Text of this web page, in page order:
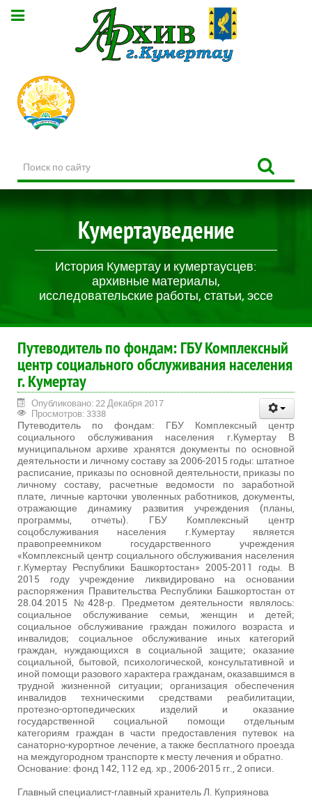
по
сайту
Кумертауведение
История Кумертау и кумертаусцев:
архивные материалы,
исследовательские работы, статьи, эссе
Путеводитель по фондам: ГБУ Комплексный
центр социального обслуживания населения
г. Кумертау
Опубликовано: 22 Декабря 2017
Просмотров: 3338
Путеводитель по фондам: ГБУ Комплексный центр
социального обслуживания населения г.Кумертау В
муниципальном архиве хранятся документы по основной
деятельности и личному составу за 2006-2015 годы: штатное
расписание, приказы по основной деятельности, приказы по
личному составу, расчетные ведомости по заработной
плате, личные карточки уволенных работников, документы,
отражающие динамику развития учреждения (планы,
программы, отчеты). ГБУ Комплексный центр
соцобслуживания населения г.Кумертау является
правопреемником государственного учреждения
«Комплексный центр социального обслуживания населения
г.Кумертау Республики Башкортостан» 2005-2011 годы. В
2015 году учреждение ликвидировано на основании
распоряжения Правительства Республики Башкортостан от
28.04.2015 №428-р. Предметом деятельности являлось:
социальное обслуживание семьи, женщин и детей;
социальное обслуживание граждан пожилого возраста и
инвалидов; социальное обслуживание иных категорий
граждан, нуждающихся в социальной защите; оказание
социальной, бытовой, психологической, консультативной и
иной помощи разового характера гражданам, оказавшимся в
трудной жизненной ситуации; организация обеспечения
инвалидов техническими средствами реабилитации,
протезно-ортопедических изделий и оказание
государственной социальной помощи отдельным
категориям граждан в части предоставления путевок на
санаторно-курортное лечение, а также бесплатного проезда
на междугородном транспорте к месту лечения и обратно.
Основание: фонд 142, 112 ед. хр., 2006-2015 гг., 2 описи.
Главный специалист-главный хранитель Л. Куприянова